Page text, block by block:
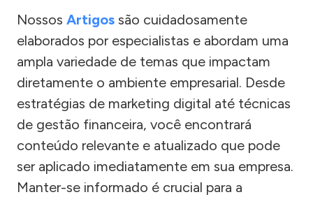
Nossos Artigos são cuidadosamente
elaborados por especialistas e abordam uma
ampla variedade de temas que impactam
diretamente o ambiente empresarial. Desde
estratégias de marketing digital até técnicas
de gestão financeira, você encontrará
conteúdo relevante e atualizado que pode
ser aplicado imediatamente em sua empresa.
Manter-se informado é crucial para a